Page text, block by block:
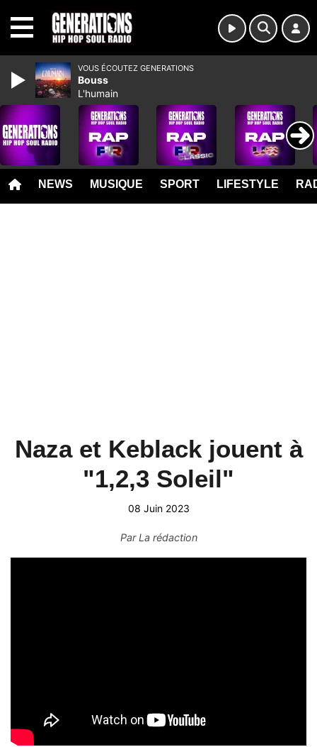
NEWS MUSIQUE SPORT LIFESTYLE
Naza et Keblack jouent à
"1,2,3 Soleil"
08 Juin 2023
ParLa rédaction
VOUS ÉCOUTEZ GENERATIONS
Bouss
L'humain